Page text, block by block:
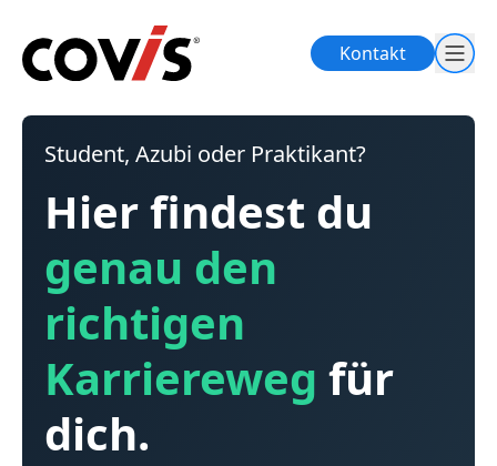
Kontakt
Student, Azubi oder Praktikant?
Hier findest du
genau den
richtigen
Karriereweg für
dich.